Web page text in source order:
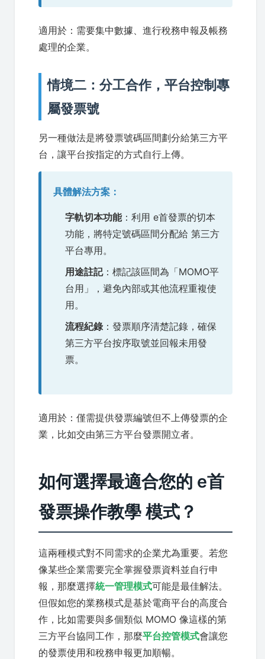
適用於：需要集中數據、進行稅務申報及帳務
處理的企業。
情境二：分工合作，平台控制專
屬發票號
另一種做法是將發票號碼區間劃分給第三方平
台，讓平台按指定的方式自行上傳。
具體解法方案：
字軌切本功能：利用 e首發票的切本
功能，將特定號碼區間分配給 第三方
平台專用。
用途註記：標記該區間為「MOMO平
台用」，避免內部或其他流程重複使
用。
流程紀錄：發票順序清楚記錄，確保
第三方平台按序取號並回報未用發
票。
適用於：僅需提供發票編號但不上傳發票的企
業，比如交由第三方平台發票開立者。
如何選擇最適合您的 e首
發票操作教學 模式？
這兩種模式對不同需求的企業尤為重要。若您
像某些企業需要完全掌握發票資料並自行申
報，那麼選擇統一管理模式可能是最佳解法。
但假如您的業務模式是基於電商平台的高度合
作，比如需要與多個類似 MOMO 像這樣的第
三方平台協同工作，那麼平台控管模式會讓您
的發票使用和稅務申報更加順暢。